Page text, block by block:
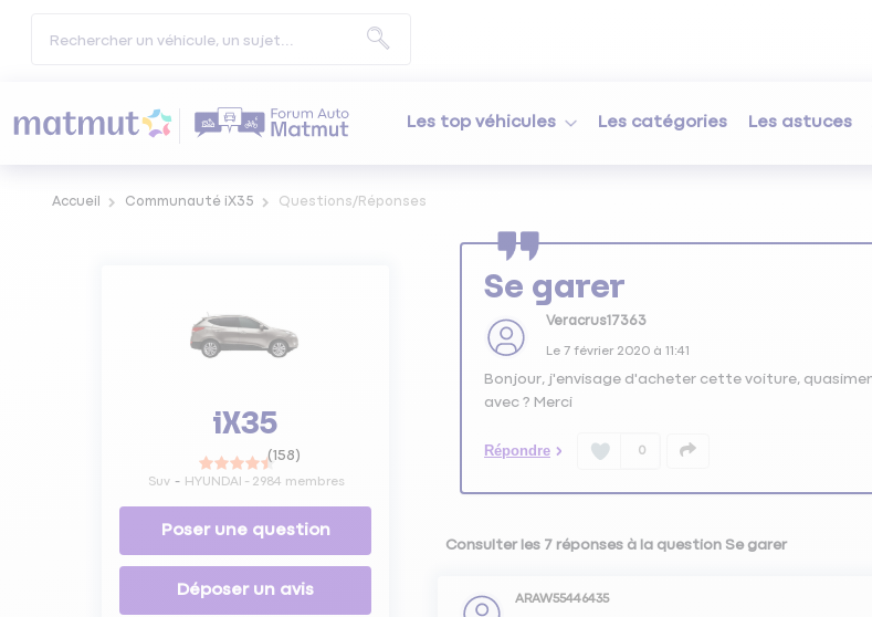
Les top véhicules Les catégories Les astuces
Accueil Communauté iX35 Questions/Réponses
iX35
(158)
Suv HYUNDAI - 2984 membres
Poser une question
Déposer un avis
Se garer
Veracrus17363
Le 7 février 2020à 11:41
Bonjour, j'envisage d'acheter cette voiture,
avec ? Merci
Répondre 0
Consulter les 7 réponses à la question Se garer
ARAW55446435